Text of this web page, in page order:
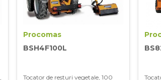
Procomas
BSH4F100L
Tocator de resturi vegetale, 100